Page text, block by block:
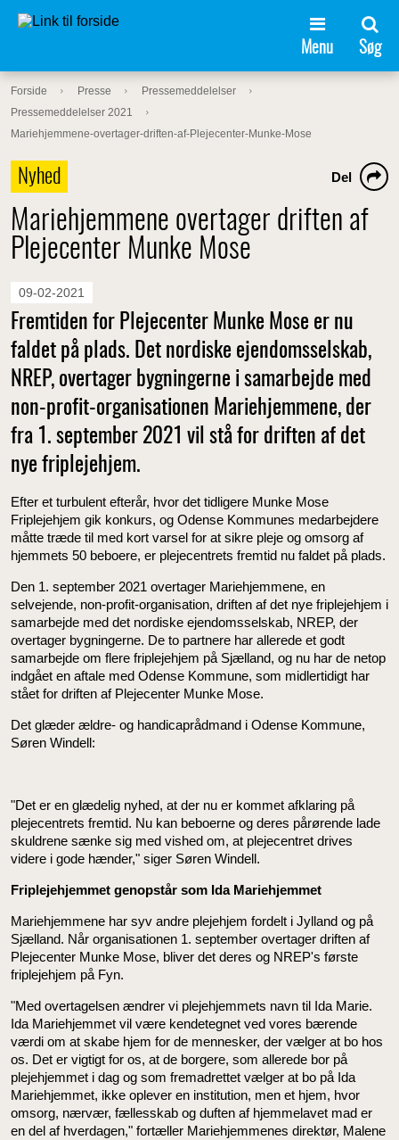
Menu Søg
Forside Presse
Pressemeddelelser
Pressemeddelelser 2021
Mariehjemmene-overtager-driften-af-Plejecenter-Munke-Mose
Nyhed
Mariehjemmene overtager driften af
Plejecenter Munke Mose
Del
09-02-2021
Fremtiden for Plejecenter Munke Mose er nu
faldet på plads. Det nordiske ejendomsselskab,
NREP, overtager bygningerne i samarbejde med
non-profit-organisationen Mariehjemmene, der
fra 1. september 2021 vil stå for driften af det
nye friplejehjem.
Efter et turbulent efterår, hvor det tidligere Munke Mose
Friplejehjem gik konkurs, og Odense Kommunes medarbejdere
måtte træde til med kort varsel for at sikre pleje og omsorg af
hjemmets 50 beboere, er plejecentrets fremtid nu faldet på plads.
Den 1. september 2021 overtager Mariehjemmene, en
selvejende, non-profit-organisation, driften af det nye friplejehjem i
samarbejde med det nordiske ejendomsselskab, NREP, der
overtager bygningerne. De to partnere har allerede et godt
samarbejde om flere friplejehjem på Sjælland, og nu har de netop
indgået en aftale med Odense Kommune, som midlertidigt har
stået for driften af Plejecenter Munke Mose.
Det glæder ældre- og handicaprådmand i Odense Kommune,
Søren Windell:
"Det er en glædelig nyhed, at der nu er kommet afklaring på
plejecentrets fremtid. Nu kan beboerne og deres pårørende lade
skuldrene sænke sig med vished om, at plejecentret drives
videre i gode hænder," siger Søren Windell.
Friplejehjemmet genopstår som Ida Mariehjemmet
Mariehjemmene har syv andre plejehjem fordelt i Jylland og på
Sjælland. Når organisationen 1. september overtager driften af
Plejecenter Munke Mose, bliver det deres og NREP's første
friplejehjem på Fyn.
"Med overtagelsen ændrer vi plejehjemmets navn til Ida Marie.
Ida Mariehjemmet vil være kendetegnet ved vores bærende
værdi om at skabe hjem for de mennesker, der vælger at bo hos
os. Det er vigtigt for os, at de borgere, som allerede bor på
plejehjemmet i dag og som fremadrettet vælger at bo på Ida
Mariehjemmet, ikke oplever en institution, men et hjem, hvor
omsorg, nærvær, fællesskab og duften af hjemmelavet mad er
en del af hverdagen," fortæller Mariehjemmenes direktør, Malene